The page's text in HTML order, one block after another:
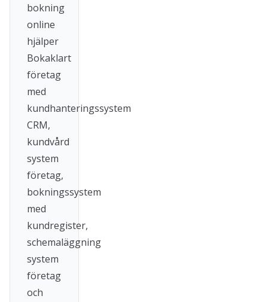
bokning
online
hjälper
Bokaklart
företag
med
kundhanteringssystem
CRM,
kundvård
system
företag,
bokningssystem
med
kundregister,
schemaläggning
system
företag
och